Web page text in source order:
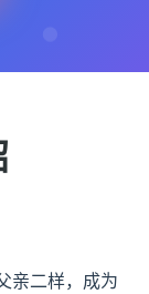
亲二样，成为